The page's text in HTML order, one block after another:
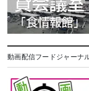
動画配信フードジャーナ